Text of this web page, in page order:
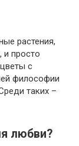
растения,
и просто
с
философии
таких –
любви?